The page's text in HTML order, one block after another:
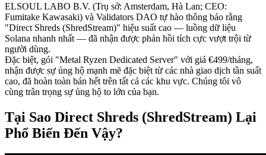
ELSOUL LABO B.V. (Trụ sở: Amsterdam, Hà Lan; CEO:
Fumitake Kawasaki) và Validators DAO tự hào thông báo rằng
"Direct Shreds (ShredStream)" hiệu suất cao — luồng dữ liệu
Solana nhanh nhất — đã nhận được phản hồi tích cực vượt trội từ
người dùng.
Đặc biệt, gói "Metal Ryzen Dedicated Server" với giá €499/tháng,
nhận được sự ủng hộ mạnh mẽ đặc biệt từ các nhà giao dịch tần suất
cao, đã hoàn toàn bán hết trên tất cả các khu vực. Chúng tôi vô
cùng trân trọng sự ủng hộ to lớn của bạn.
Tại Sao Direct Shreds (ShredStream) Lại
Phổ Biến Đến Vậy?